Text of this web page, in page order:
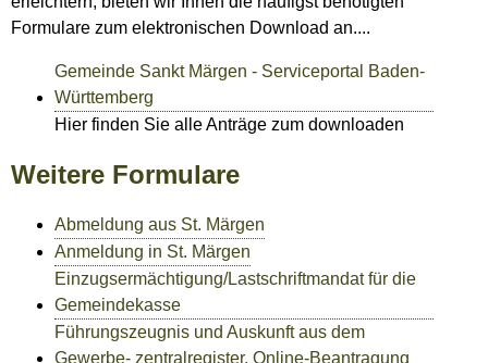
Formulare zum elektronischen Download an....
Gemeinde Sankt Märgen - Serviceportal Baden-
Württemberg
Hier finden Sie alle Anträge zum downloaden
Weitere Formulare
Abmeldung aus St. Märgen
Anmeldung in St. Märgen
Einzugsermächtigung/Lastschriftmandat für die
Gemeindekasse
Führungszeugnis und Auskunft aus dem
Gewerbe- zentralregister, Online-Beantragung